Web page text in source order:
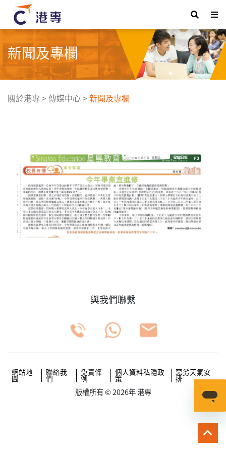
新聞及專欄
關於港專>傳媒中心>新聞及專欄
與我們聯繫
網站地
圖
聯絡我
們
免責條
例
個人資料私隱政
策
惡劣天氣安
排
版權所有 © 2026年 港專